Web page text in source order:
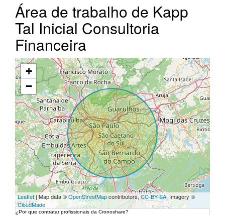
Área de trabalho de Kapp
Tal Inicial Consultoria
Financeira
+
−
Leaflet | Map data ©OpenStreetMapcontributors,CC-BY-SA, Imagery ©
CloudMade
¿Por que contratar profissionais da Cronoshare?